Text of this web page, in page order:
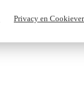
Privacy en